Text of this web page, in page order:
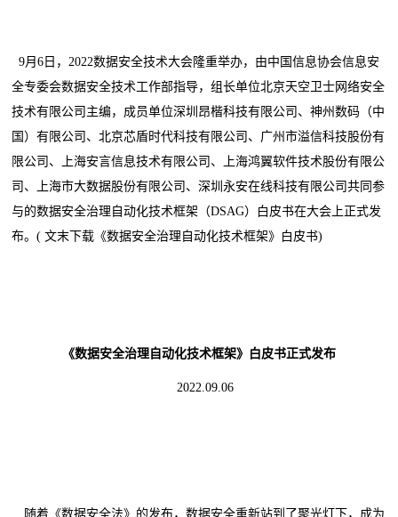
​ 9月6日，2022数据安全技术大会隆重举办，由中国信息协会信息安
全专委会数据安全技术工作部指导，组长单位北京天空卫士网络安全
技术有限公司主编，成员单位深圳昂楷科技有限公司、神州数码（中
国）有限公司、北京芯盾时代科技有限公司、广州市溢信科技股份有
限公司、上海安言信息技术有限公司、上海鸿翼软件技术股份有限公
司、上海市大数据股份有限公司、深圳永安在线科技有限公司共同参
与的数据安全治理自动化技术框架（DSAG）白皮书在大会上正式发
布。( 文末下载《数据安全治理自动化技术框架》白皮书)
《数据安全治理自动化技术框架》 白皮书正式发布
2022.09.06
随着《数据安全法》的发布，数据安全重新站到了聚光灯下，成为